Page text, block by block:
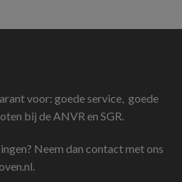
voor: goede service, goede
bij de ANVR en SGR.
Neem dan contact met ons